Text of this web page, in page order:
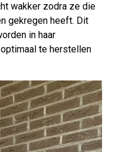
wakker zodra ze die
gekregen heeft. Dit
in haar
te herstellen